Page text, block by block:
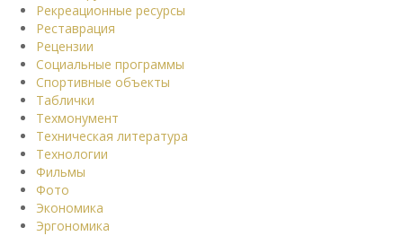
Рекреационные ресурсы
Реставрация
Рецензии
Социальные программы
Спортивные объекты
Таблички
Техмонумент
Техническая литература
Технологии
Фильмы
Фото
Экономика
Эргономика